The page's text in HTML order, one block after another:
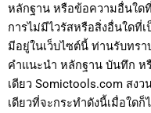
หลักฐาน หรือข้อความอื่นใด
การไม่มีไวรัสหรือสิ่งอื่นใดที่
มีอยู่ในเว็บไซต์นี้ ท่านรับทรา
คำแนะนำ หลักฐาน บันทึก ห
เดียว Somictools.com สง
เดียวที่จะกระทำดังนี้เมื่อใด